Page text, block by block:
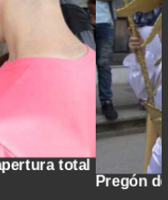
Salamina